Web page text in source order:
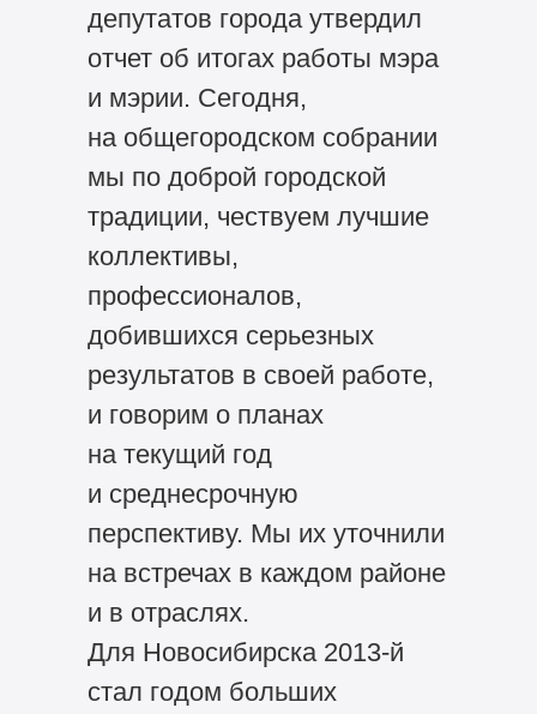
депутатов города утвердил
отчет об итогах работы мэра
и мэрии. Сегодня,
на общегородском собрании
мы по доброй городской
традиции, чествуем лучшие
коллективы,
профессионалов,
добившихся серьезных
результатов в своей работе,
и говорим о планах
на текущий год
и среднесрочную
перспективу. Мы их уточнили
на встречах в каждом районе
и в отраслях.
Для Новосибирска 2013-й
стал годом больших